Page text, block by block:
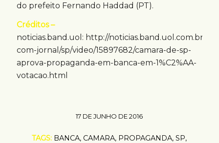
do prefeito Fernando Haddad (PT).
Créditos –
noticias.band.uol: http://noticias.band.uol.com.br/
com-jornal/sp/video/15897682/camara-de-sp-
aprova-propaganda-em-banca-em-1%C2%AA-
votacao.html
17 DE JUNHO DE 2016
TAGS: BANCA, CAMARA, PROPAGANDA,SP,